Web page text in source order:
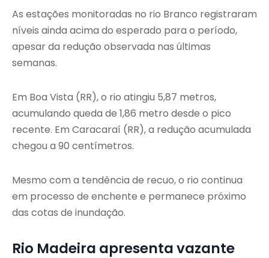
As estações monitoradas no rio Branco registraram
níveis ainda acima do esperado para o período,
apesar da redução observada nas últimas
semanas.
Em Boa Vista (RR), o rio atingiu 5,87 metros,
acumulando queda de 1,86 metro desde o pico
recente. Em Caracaraí (RR), a redução acumulada
chegou a 90 centímetros.
Mesmo com a tendência de recuo, o rio continua
em processo de enchente e permanece próximo
das cotas de inundação.
Rio Madeira apresenta vazante